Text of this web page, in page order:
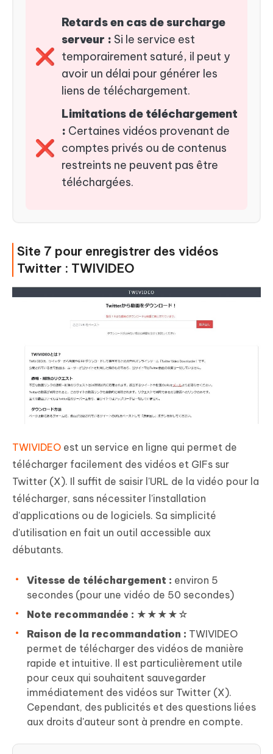
❌
Retards en cas de surcharge
serveur : Si le service est
temporairement saturé, il peut y
avoir un délai pour générer les
liens de téléchargement.
❌
Limitations de téléchargement
: Certaines vidéos provenant de
comptes privés ou de contenus
restreints ne peuvent pas être
téléchargées.
Site 7 pour enregistrer des vidéos
Twitter : TWIVIDEO
TWIVIDEO est un service en ligne qui permet de
télécharger facilement des vidéos et GIFs sur
Twitter (X). Il suffit de saisir l'URL de la vidéo pour la
télécharger, sans nécessiter l'installation
d'applications ou de logiciels. Sa simplicité
d'utilisation en fait un outil accessible aux
débutants.
Vitesse de téléchargement : environ 5
secondes (pour une vidéo de 50 secondes)
Note recommandée : ★★★★☆
Raison de la recommandation : TWIVIDEO
permet de télécharger des vidéos de manière
rapide et intuitive. Il est particulièrement utile
pour ceux qui souhaitent sauvegarder
immédiatement des vidéos sur Twitter (X).
Cependant, des publicités et des questions liées
aux droits d'auteur sont à prendre en compte.